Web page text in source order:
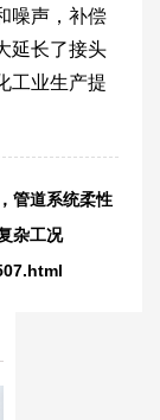
噪声，补偿
延长了接头
工业生产提
管道系统柔性
杂工况